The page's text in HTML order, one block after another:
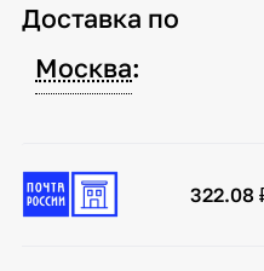
Доставка по
Москва:
322.08